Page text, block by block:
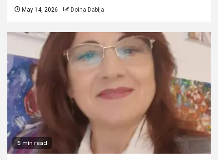
May 14, 2026 Doina Dabija
5 min read